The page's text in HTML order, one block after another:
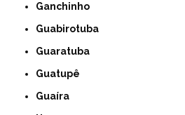
Ganchinho
Guabirotuba
Guaratuba
Guatupê
Guaíra